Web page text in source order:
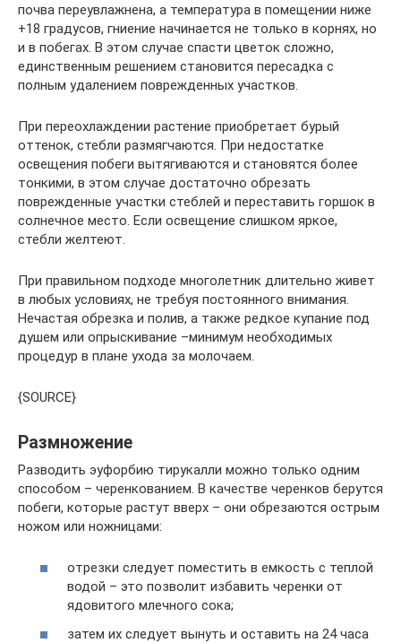
почва переувлажнена, а температура в помещении ниже
+18 градусов, гниение начинается не только в корнях, но
и в побегах. В этом случае спасти цветок сложно,
единственным решением становится пересадка с
полным удалением поврежденных участков.
При переохлаждении растение приобретает бурый
оттенок, стебли размягчаются. При недостатке
освещения побеги вытягиваются и становятся более
тонкими, в этом случае достаточно обрезать
поврежденные участки стеблей и переставить горшок в
солнечное место. Если освещение слишком яркое,
стебли желтеют.
При правильном подходе многолетник длительно живет
в любых условиях, не требуя постоянного внимания.
Нечастая обрезка и полив, а также редкое купание под
душем или опрыскивание –минимум необходимых
процедур в плане ухода за молочаем.
{SOURCE}
Размножение
Разводить эуфорбию тирукалли можно только одним
способом – черенкованием. В качестве черенков берутся
побеги, которые растут вверх – они обрезаются острым
ножом или ножницами:
отрезки следует поместить в емкость с теплой
водой – это позволит избавить черенки от
ядовитого млечного сока;
затем их следует вынуть и оставить на 24 часа